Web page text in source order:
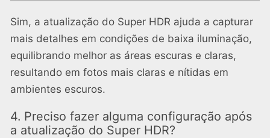
Sim, a atualização do Super HDR ajuda a capturar
mais detalhes em condições de baixa iluminação,
equilibrando melhor as áreas escuras e claras,
resultando em fotos mais claras e nítidas em
ambientes escuros.
4. Preciso fazer alguma configuração após
a atualização do Super HDR?